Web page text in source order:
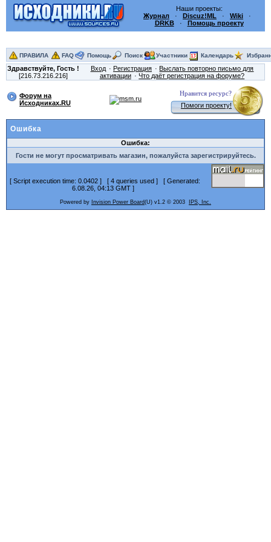
Наши проекты:
Журнал · Discuz!ML · Wiki ·
DRKB· Помощь проекту
ПРАВИЛА FAQ Помощь Поиск Участники Календарь
Здравствуйте, Гость !
[216.73.216.216]
Вход Регистрация
Выслать повторно письмо для
активации
Что даёт регистрация на форуме?
Форум на
Исходниках.RU
Нравится ресурс?
Помоги проекту!
Ошибка
Ошибка:
Гости не могут просматривать магазин, пожалуйста зарегистрируйтесь.
[ Script execution time: 0.0402 ] [ 4 queries used ] [ Generated:
6.08.26, 04:13 GMT ]
Powered by Invision Power Board(U) v1.2 © 2003 IPS, Inc.